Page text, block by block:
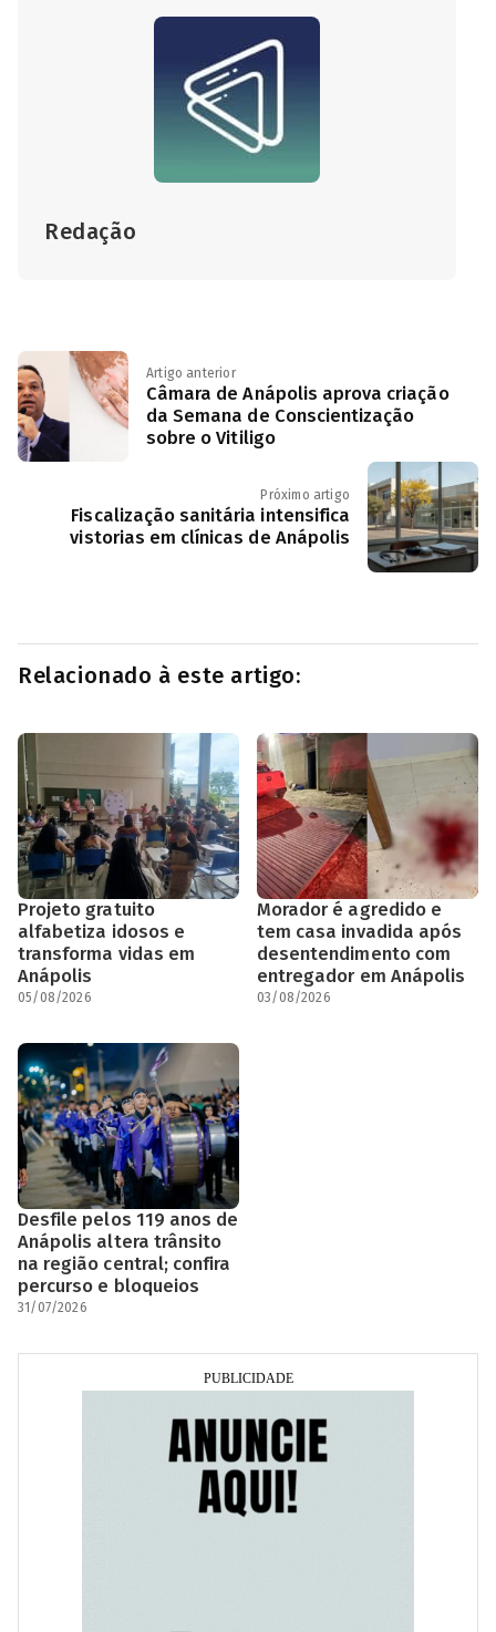
Redação
Artigo anterior
Câmara de Anápolis aprova criação
da Semana de Conscientização
sobre o Vitiligo
Próximo artigo
Fiscalização sanitária intensifica
vistorias em clínicas de Anápolis
Relacionado à este artigo:
Projeto gratuito
alfabetiza idosos e
transforma vidas em
Anápolis
05/08/2026
Morador é agredido e
tem casa invadida após
desentendimento com
entregador em Anápolis
03/08/2026
Desfile pelos 119 anos de
Anápolis altera trânsito
na região central; confira
percurso e bloqueios
31/07/2026